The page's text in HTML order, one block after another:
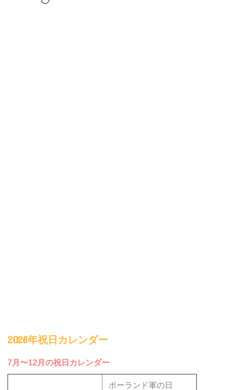
2026年祝日カレンダー
7月〜12月の祝日カレンダー
ポーランド軍の日